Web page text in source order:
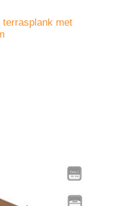
terrasplank met